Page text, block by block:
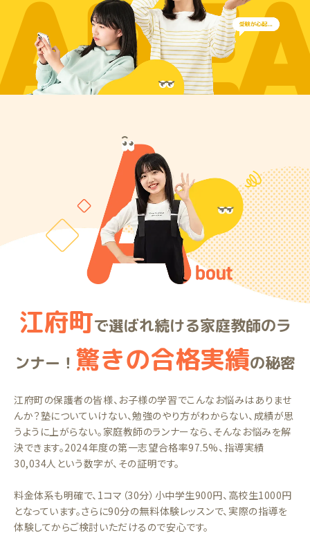
江府町で選ばれ続ける家庭教師のラ
ンナー！ 驚きの合格実績の秘密
江府町の保護者の皆様、お子様の学習でこんなお悩みはありませ
んか？塾についていけない、勉強のやり方がわからない、成績が思
うように上がらない。家庭教師のランナーなら、そんなお悩みを解
決できます。2024年度の第一志望合格率97.5%、指導実績
30,034人という数字が、その証明です。
料金体系も明確で、1コマ（30分）小中学生900円、高校生1000円
となっています。さらに90分の無料体験レッスンで、実際の指導を
体験してからご検討いただけるので安心です。